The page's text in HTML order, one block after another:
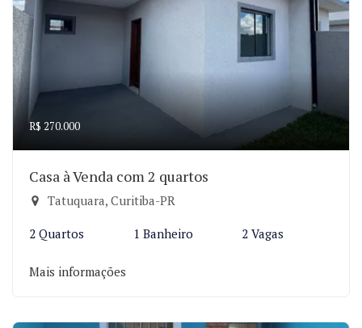
R$ 270.000
Casa à Venda com 2 quartos
Tatuquara, Curitiba-PR
2 Quartos 1 Banheiro 2 Vagas
Mais informações